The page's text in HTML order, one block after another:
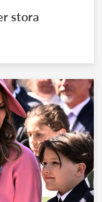
stora